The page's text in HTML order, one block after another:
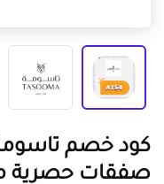
صفقات حصرية من